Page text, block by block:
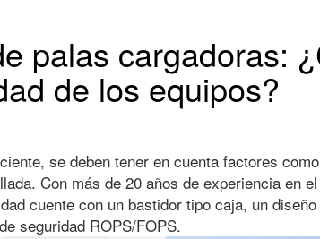
palas cargadoras:
de los equipos?
se deben tener en cuenta factores
Con más de 20 años de experiencia en
cuente con un bastidor tipo caja, un
seguridad ROPS/FOPS.